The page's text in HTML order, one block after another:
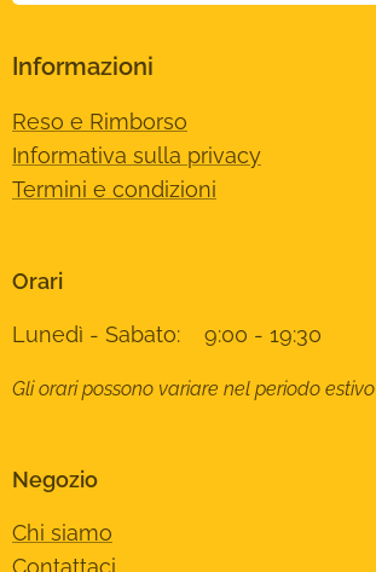
Informazioni
Reso e Rimborso
Informativa sulla privacy
Termini e condizioni
Orari
Lunedì - Sabato: 9:00 - 19:30
Gli orari possono variare nel periodo estivo
Negozio
Chi siamo
Contattaci